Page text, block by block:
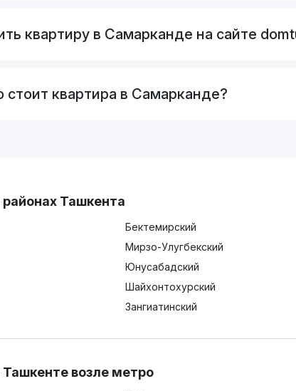
квартиру в Самарканде на сайте
стоит квартира в Самарканде?
Ташкента
Бектемирский
Мирзо-Улугбекский
Юнусабадский
Шайхонтохурский
Зангиатинский
возле метро